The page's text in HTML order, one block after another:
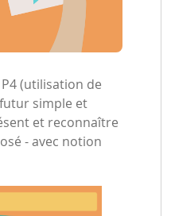
(utilisation de
simple et
et reconnaître
- avec notion